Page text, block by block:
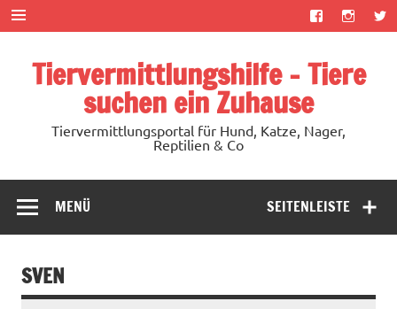
Zum
Inhalt
springen
Tiervermittlungshilfe – Tiere
suchen ein Zuhause
Tiervermittlungsportal für Hund, Katze, Nager,
Reptilien & Co
SEITENLEISTE
MENÜ
SVEN